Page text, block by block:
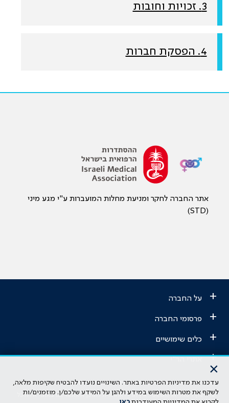
3. זכויות וחובות
4. הפסקת חברות
אתר החברה לחקר ומניעת מחלות המועברות ע"י מגע מיני
(STD)
+ על החברה
+ פרסומי החברה
+ כלים שימושיים
+
הבהרה משפטית: כל נושא המופיע באתר זה נועד להשכלה בלבד ואין לראות
בו ייעוץ רפואי או משפטי. אין הר"י אחראית לתוכן המתפרסם באתר זה ולכל
×
עדכנו את מדיניות הפרטיות באתר. השינויים נועדו להבטיח שקיפות מלאה,
לשקף את מטרות השימוש במידע ולהגן על המידע שלכם/ן. מוזמנים/ות